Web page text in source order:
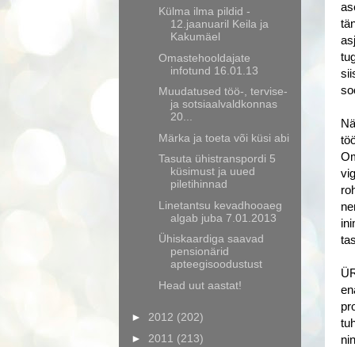
Külma ilma pildid -
12.jaanuaril Keila ja
Kakumäel
Omastehooldajate
infotund 16.01.13
Muudatused töö-, tervise-
ja sotsiaalvaldkonnas
20...
Märka ja toeta või küsi abi
Tasuta ühistranspordi 5
küsimust ja uued
piletihinnad
Linetantsu kevadhooaeg
algab juba 7.01.2013
Ühiskaardiga saavad
pensionärid
apteegisoodustust
Head uut aastat!
► 2012 (202)
► 2011 (213)